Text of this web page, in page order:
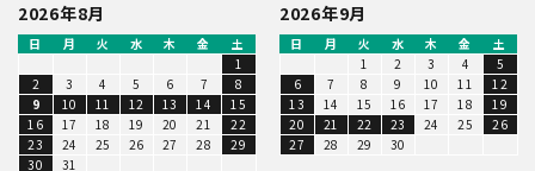
2026年8月
日 月 火 水 木 金
土
1
2
3 4 5 6 7
8
9
10 11 12 13 14
15
16
17 18 19 20 21
22
23
24 25 26 27 28
29
30
31
2026年9月
日 月 火 水 木 金
土
1
2 3 4
5
6
7 8 9 10 11
12
13
14 15 16 17 18
19
20
21 22 23 24 25
26
27
28 29 30